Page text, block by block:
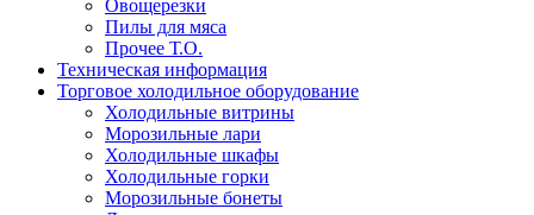
Овощерезки
Пилы для мяса
Прочее Т.О.
Техническая информация
Торговое холодильное оборудование
Холодильные витрины
Морозильные лари
Холодильные шкафы
Холодильные горки
Морозильные бонеты